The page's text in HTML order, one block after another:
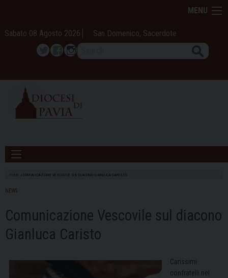
content
MENU
Sabato 08 Agosto 2026 San Domenico, Sacerdote
TwitterFacebook
Instagram
HOME COMUNICAZIONE VESCOVILE SUL DIACONO GIANLUCA CARISTO
NEWS
Comunicazione Vescovile sul diacono
Gianluca Caristo
Carissimi
confratelli nel